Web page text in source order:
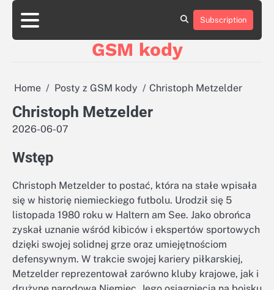
Skip
content
aluminumboatplans.com
dobra-
reklamowe.pl
plywoodboatplans.com
Strony
ujednoznaczniające
aluminumboatplans.com
dobra-
reklamowe.pl
plywoodboatplans.com
Kontakt
Kontakt
Subscription
GSM kody
Home Posty z GSM kody Christoph Metzelder
Christoph Metzelder
2026-06-07
Wstęp
Christoph Metzelder to postać, która na stałe wpisała
się w historię niemieckiego futbolu. Urodził się 5
listopada 1980 roku w Haltern am See. Jako obrońca
zyskał uznanie wśród kibiców i ekspertów sportowych
dzięki swojej solidnej grze oraz umiejętnościom
defensywnym. W trakcie swojej kariery piłkarskiej,
Metzelder reprezentował zarówno kluby krajowe, jak i